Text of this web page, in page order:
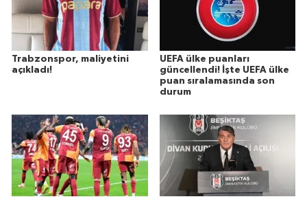
Trabzonspor, maliyetini
açıkladı!
UEFA ülke puanları
güncellendi! İşte UEFA ülke
puan sıralamasında son
durum